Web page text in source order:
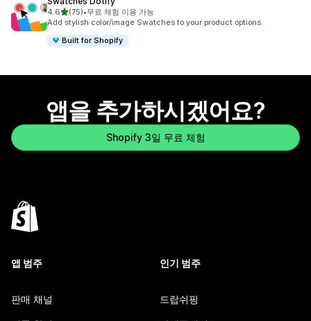
4.6별 5개 중
(75)
총 리뷰 75개
•무료 체험 이용 가능
Add stylish color/image Swatches to your product options.
Built for Shopify
앱을 추가하시겠어요?
Shopify 3일 무료 체험
앱 범주
판매 채널
인기 범주
드랍쉬핑